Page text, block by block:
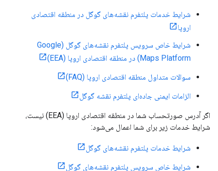
شرایط خدمات پلتفرم نقشه‌های گوگل در منطقه اقتصادی
اروپا
شرایط خاص سرویس پلتفرم نقشه‌های گوگل (Google
Maps Platform) در منطقه اقتصادی اروپا (EEA)
سوالات متداول منطقه اقتصادی اروپا (FAQ)
الزامات ایمنی جاده‌ای پلتفرم نقشه گوگل
اگر آدرس صورتحساب شما در منطقه اقتصادی اروپا (EEA) نیست،
شرایط خدمات زیر برای شما اعمال می‌شود:
شرایط خدمات پلتفرم نقشه‌های گوگل
شرایط خاص سرویس پلتفرم نقشه‌های گوگل